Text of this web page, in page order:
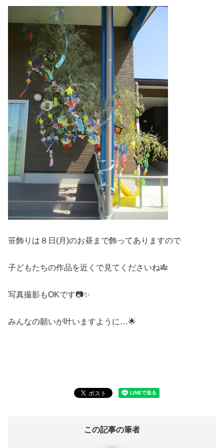
笹飾りは８日(月)のお昼まで飾ってありますので
子どもたちの作品を近くで見てくださいね🎋
写真撮影もOKです📷✨
みんなの願いが叶いますように…🌟
この記事の筆者